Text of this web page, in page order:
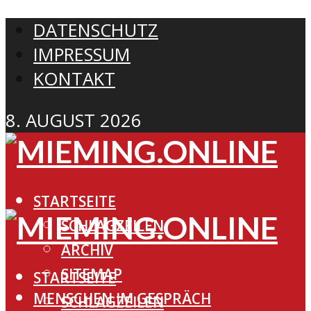
DATENSCHUTZ
IMPRESSUM
KONTAKT
8. AUGUST 2026
STARTSEITE
SCHLAGZEILEN
ARCHIV
SITEMAP
MENSCHEN IM GESPRÄCH
STARTSEITE
SCHLAGZEILEN